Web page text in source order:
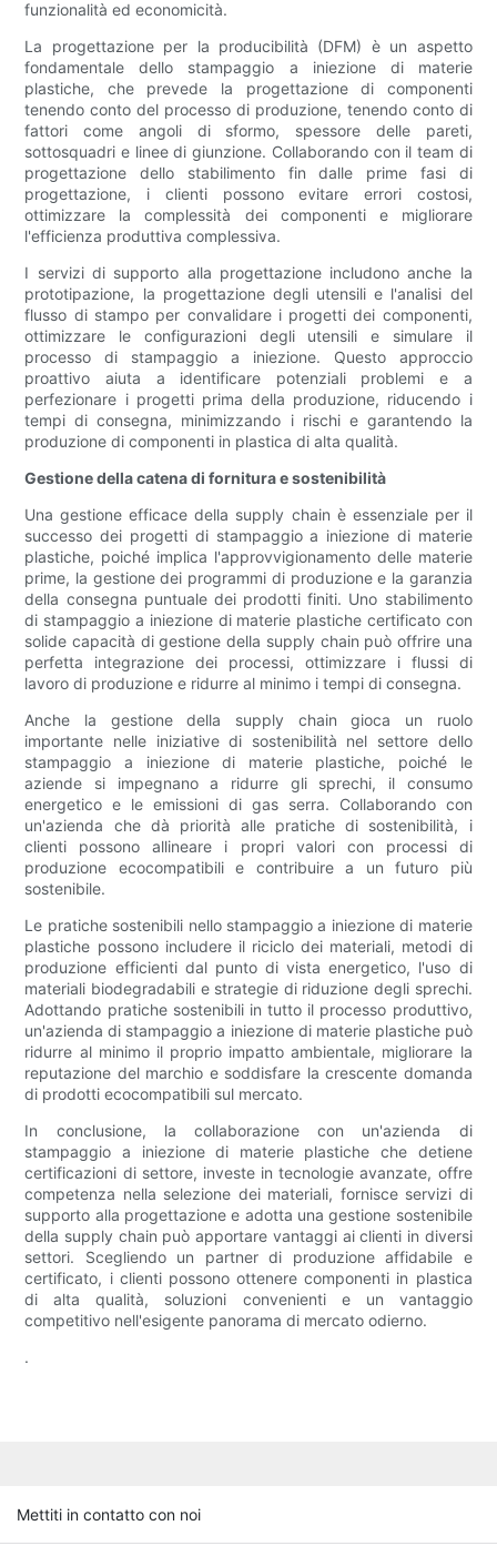
funzionalità ed economicità.
La progettazione per la producibilità (DFM) è un aspetto
fondamentale dello stampaggio a iniezione di materie
plastiche, che prevede la progettazione di componenti
tenendo conto del processo di produzione, tenendo conto di
fattori come angoli di sformo, spessore delle pareti,
sottosquadri e linee di giunzione. Collaborando con il team di
progettazione dello stabilimento fin dalle prime fasi di
progettazione, i clienti possono evitare errori costosi,
ottimizzare la complessità dei componenti e migliorare
l'efficienza produttiva complessiva.
I servizi di supporto alla progettazione includono anche la
prototipazione, la progettazione degli utensili e l'analisi del
flusso di stampo per convalidare i progetti dei componenti,
ottimizzare le configurazioni degli utensili e simulare il
processo di stampaggio a iniezione. Questo approccio
proattivo aiuta a identificare potenziali problemi e a
perfezionare i progetti prima della produzione, riducendo i
tempi di consegna, minimizzando i rischi e garantendo la
produzione di componenti in plastica di alta qualità.
Gestione della catena di fornitura e sostenibilità
Una gestione efficace della supply chain è essenziale per il
successo dei progetti di stampaggio a iniezione di materie
plastiche, poiché implica l'approvvigionamento delle materie
prime, la gestione dei programmi di produzione e la garanzia
della consegna puntuale dei prodotti finiti. Uno stabilimento
di stampaggio a iniezione di materie plastiche certificato con
solide capacità di gestione della supply chain può offrire una
perfetta integrazione dei processi, ottimizzare i flussi di
lavoro di produzione e ridurre al minimo i tempi di consegna.
Anche la gestione della supply chain gioca un ruolo
importante nelle iniziative di sostenibilità nel settore dello
stampaggio a iniezione di materie plastiche, poiché le
aziende si impegnano a ridurre gli sprechi, il consumo
energetico e le emissioni di gas serra. Collaborando con
un'azienda che dà priorità alle pratiche di sostenibilità, i
clienti possono allineare i propri valori con processi di
produzione ecocompatibili e contribuire a un futuro più
sostenibile.
Le pratiche sostenibili nello stampaggio a iniezione di materie
plastiche possono includere il riciclo dei materiali, metodi di
produzione efficienti dal punto di vista energetico, l'uso di
materiali biodegradabili e strategie di riduzione degli sprechi.
Adottando pratiche sostenibili in tutto il processo produttivo,
un'azienda di stampaggio a iniezione di materie plastiche può
ridurre al minimo il proprio impatto ambientale, migliorare la
reputazione del marchio e soddisfare la crescente domanda
di prodotti ecocompatibili sul mercato.
In conclusione, la collaborazione con un'azienda di
stampaggio a iniezione di materie plastiche che detiene
certificazioni di settore, investe in tecnologie avanzate, offre
competenza nella selezione dei materiali, fornisce servizi di
supporto alla progettazione e adotta una gestione sostenibile
della supply chain può apportare vantaggi ai clienti in diversi
settori. Scegliendo un partner di produzione affidabile e
certificato, i clienti possono ottenere componenti in plastica
di alta qualità, soluzioni convenienti e un vantaggio
competitivo nell'esigente panorama di mercato odierno.
.
Mettiti in contatto con noi